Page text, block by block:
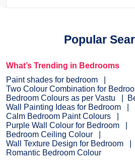
Popular
What’s Trending in Bedrooms
Paint shades for bedroom
Two Colour Combination for
Bedroom Colours as per Vastu
Wall Painting Ideas for Bedroom
Calm Bedroom Paint Colours
Purple Wall Colour for Bedroom
Bedroom Ceiling Colour
Wall Texture Design for Bedroom
Romantic Bedroom Colour